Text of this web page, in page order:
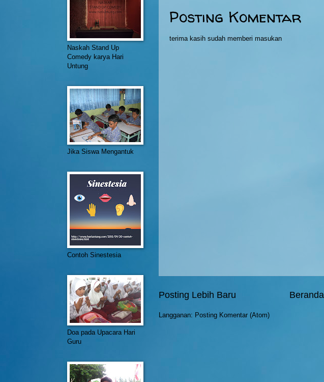
Posting Komentar
terima kasih sudah memberi masukan
Posting Lebih Baru Beranda
Langganan: Posting Komentar (Atom)
Naskah Stand Up
Comedy karya Hari
Untung
Jika Siswa Mengantuk
Contoh Sinestesia
Doa pada Upacara Hari
Guru